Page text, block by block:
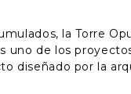
la Torre
uno de los
diseñado por la